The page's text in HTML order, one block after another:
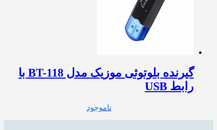
گیرنده بلوتوثی موزیک مدل BT-118 با
رابط USB
ناموجود